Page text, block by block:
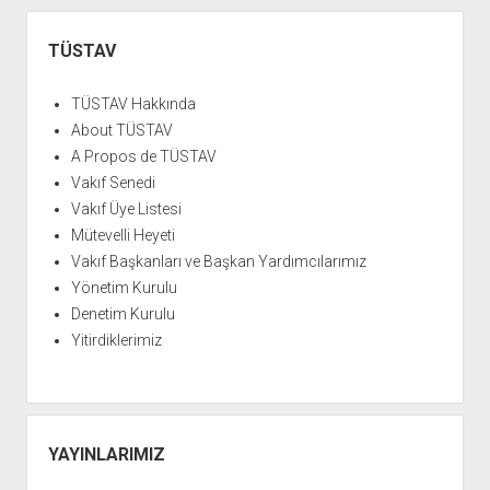
aç
Menü
TÜSTAV
TÜSTAV Hakkında
About TÜSTAV
A Propos de TÜSTAV
Vakıf Senedi
Vakıf Üye Listesi
Mütevelli Heyeti
Vakıf Başkanları ve Başkan Yardımcılarımız
Yönetim Kurulu
Denetim Kurulu
Yitirdiklerimiz
YAYINLARIMIZ